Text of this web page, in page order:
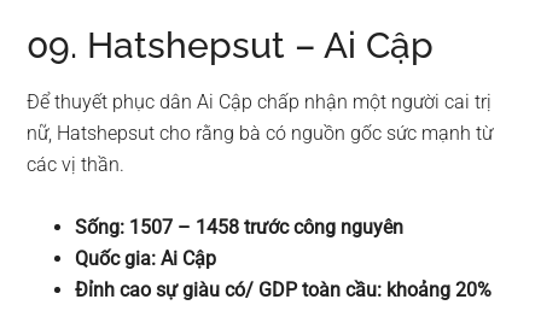
09. Hatshepsut – Ai Cập
Để thuyết phục dân Ai Cập chấp nhận một người cai trị
nữ, Hatshepsut cho rằng bà có nguồn gốc sức mạnh từ
các vị thần.
Sống: 1507 – 1458 trước công nguyên
Quốc gia: Ai Cập
Đỉnh cao sự giàu có/ GDP toàn cầu: khoảng 20%